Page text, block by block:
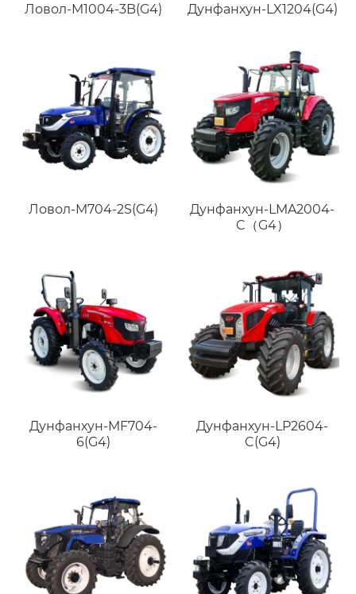
Ловол-M1004-3B(G4) Дунфанхун-LX1204(G4)
Ловол-M704-2S(G4)
Дунфанхун-LMA2004-
C（G4）
Дунфанхун-MF704-
6(G4)
Дунфанхун-LP2604-
C(G4)